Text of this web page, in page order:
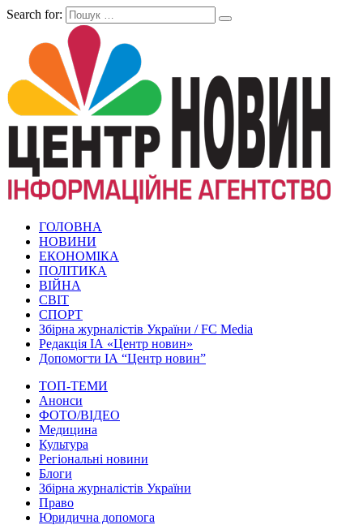
Search for:
ГОЛОВНА
НОВИНИ
ЕКОНОМІКА
ПОЛІТИКА
ВІЙНА
СВІТ
СПОРТ
Збірна журналістів України / FC Media
Редакція ІА «Центр новин»
Допомогти ІА “Центр новин”
ТОП-ТЕМИ
Анонси
ФОТО/ВІДЕО
Медицина
Культура
Регіональні новини
Блоги
Збірна журналістів України
Право
Юридична допомога